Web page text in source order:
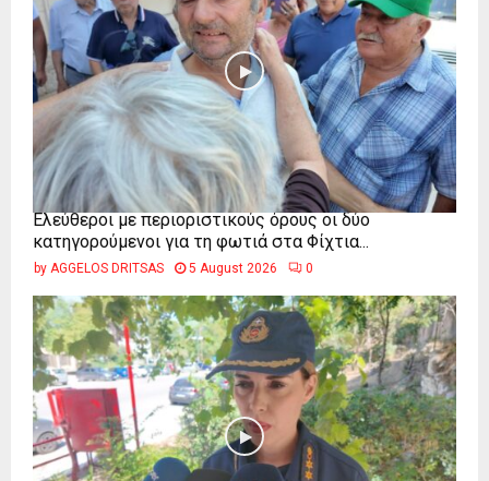
Ελεύθεροι με περιοριστικούς όρους οι δύο
κατηγορούμενοι για τη φωτιά στα Φίχτια...
by AGGELOS DRITSAS 5 August 2026 0